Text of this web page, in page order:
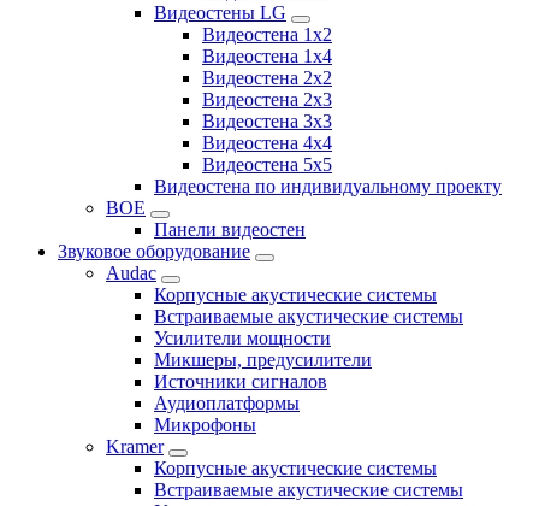
Видеостены LG
Видеостена 1x2
Видеостена 1x4
Видеостена 2x2
Видеостена 2x3
Видеостена 3x3
Видеостена 4x4
Видеостена 5x5
Видеостена по индивидуальному проекту
BOE
Панели видеостен
Звуковое оборудование
Audac
Корпусные акустические системы
Встраиваемые акустические системы
Усилители мощности
Микшеры, предусилители
Источники сигналов
Аудиоплатформы
Микрофоны
Kramer
Корпусные акустические системы
Встраиваемые акустические системы